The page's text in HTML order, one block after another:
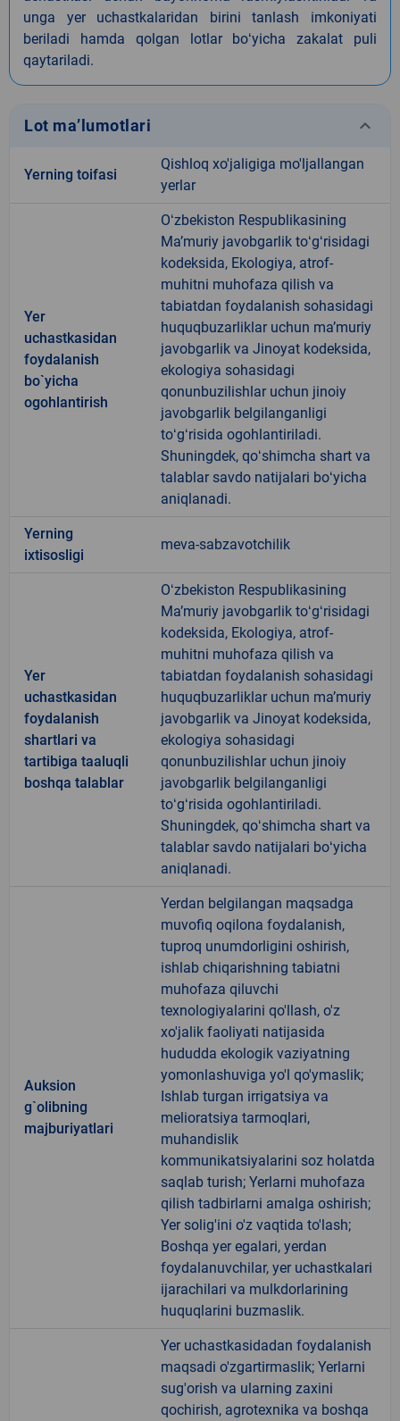
unga yer uchastkalaridan birini tanlash imkoniyati
beriladi hamda qolgan lotlar boʻyicha zakalat puli
qaytariladi.
Lot ma’lumotlari keyboard_arrow_down
Yerning toifasi
Qishloq xo'jaligiga mo'ljallangan
yerlar
Yer
uchastkasidan
foydalanish
bo`yicha
ogohlantirish
Oʻzbekiston Respublikasining
Maʼmuriy javobgarlik toʻgʻrisidagi
kodeksida, Ekologiya, atrof-
muhitni muhofaza qilish va
tabiatdan foydalanish sohasidagi
huquqbuzarliklar uchun maʼmuriy
javobgarlik va Jinoyat kodeksida,
ekologiya sohasidagi
qonunbuzilishlar uchun jinoiy
javobgarlik belgilanganligi
toʻgʻrisida ogohlantiriladi.
Shuningdek, qoʻshimcha shart va
talablar savdo natijalari boʻyicha
aniqlanadi.
Yerning
ixtisosligi
meva-sabzavotchilik
Yer
uchastkasidan
foydalanish
shartlari va
tartibiga taaluqli
boshqa talablar
Oʻzbekiston Respublikasining
Maʼmuriy javobgarlik toʻgʻrisidagi
kodeksida, Ekologiya, atrof-
muhitni muhofaza qilish va
tabiatdan foydalanish sohasidagi
huquqbuzarliklar uchun maʼmuriy
javobgarlik va Jinoyat kodeksida,
ekologiya sohasidagi
qonunbuzilishlar uchun jinoiy
javobgarlik belgilanganligi
toʻgʻrisida ogohlantiriladi.
Shuningdek, qoʻshimcha shart va
talablar savdo natijalari boʻyicha
aniqlanadi.
Auksion
g`olibning
majburiyatlari
Yerdan belgilangan maqsadga
muvofiq oqilona foydalanish,
tuproq unumdorligini oshirish,
ishlab chiqarishning tabiatni
muhofaza qiluvchi
texnologiyalarini qo'llash, o'z
xo'jalik faoliyati natijasida
hududda ekologik vaziyatning
yomonlashuviga yo'l qo'ymaslik;
Ishlab turgan irrigatsiya va
melioratsiya tarmoqlari,
muhandislik
kommunikatsiyalarini soz holatda
saqlab turish; Yerlarni muhofaza
qilish tadbirlarni amalga oshirish;
Yer solig'ini o'z vaqtida to'lash;
Boshqa yer egalari, yerdan
foydalanuvchilar, yer uchastkalari
ijarachilari va mulkdorlarining
huquqlarini buzmaslik.
Yer uchastkasidadan foydalanish
maqsadi o'zgartirmaslik; Yerlarni
sug'orish va ularning zaxini
qochirish, agrotexnika va boshqa